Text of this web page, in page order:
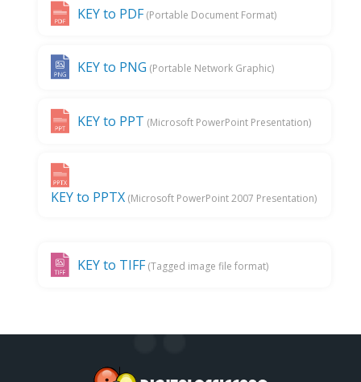
KEY to PDF (Portable Document Format)
KEY to PNG (Portable Network Graphic)
KEY to PPT (Microsoft PowerPoint Presentation)
KEY to PPTX (Microsoft PowerPoint 2007 Presentation)
KEY to TIFF (Tagged image file format)